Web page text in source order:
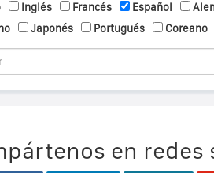
Inglés Francés Español
Japonés Portugués Coreano
en redes